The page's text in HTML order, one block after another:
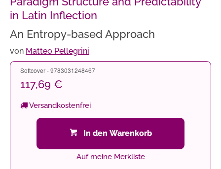
in Latin Inflection
An Entropy-based Approach
von Matteo Pellegrini
Softcover - 9783031248467
117,69 €
Versandkostenfrei
In den Warenkorb
Auf meine Merkliste